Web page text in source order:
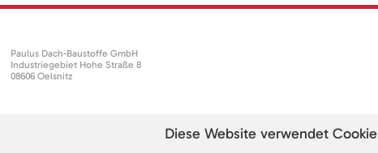
Paulus Dach-Baustoffe GmbH
Industriegebiet Hohe Straße 8
08606 Oelsnitz
Diese Website verwendet